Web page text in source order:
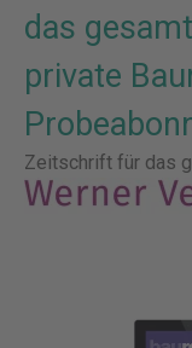
das
private
Zeitschrift für das